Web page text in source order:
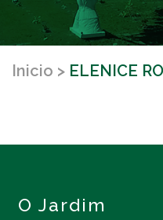
Inicio ELENICE
O Jardim